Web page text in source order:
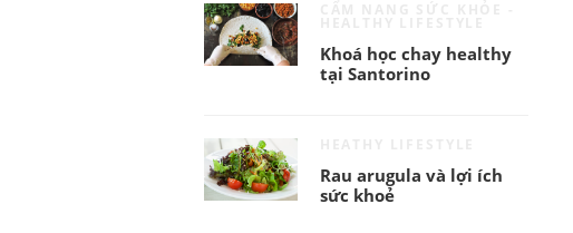
Khoá học chay healthy
tại Santorino
Rau arugula và lợi ích
sức khoẻ